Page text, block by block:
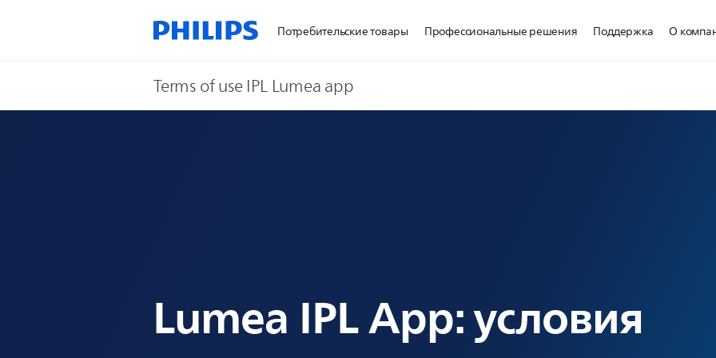
Потребительские товары Профессиональные решения Поддержка О
Terms of use IPL Lumea app
Lumea IPL App: условия